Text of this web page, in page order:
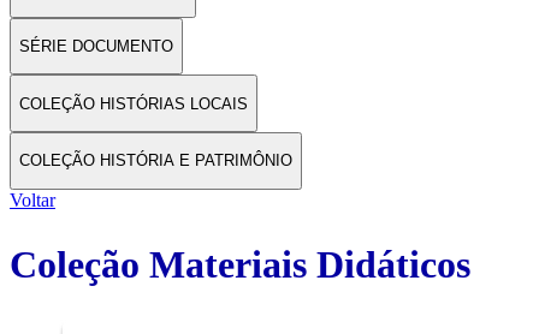
SÉRIE DOCUMENTO
COLEÇÃO HISTÓRIAS LOCAIS
COLEÇÃO HISTÓRIA E PATRIMÔNIO
Voltar
Coleção Materiais Didáticos